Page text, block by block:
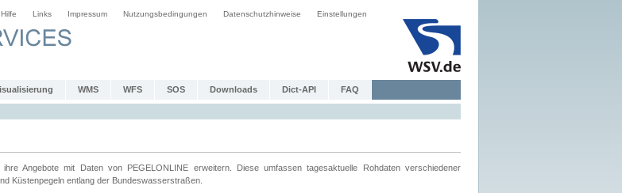
Hilfe Links Impressum Nutzungsbedingungen Datenschutzhinweise Einstellungen
WMS WFS SOS Downloads Dict-API FAQ
Angebote mit Daten von PEGELONLINE erweitern. Diese umfassen tagesaktuelle Rohdaten verschiedener
Küstenpegeln entlang der Bundeswasserstraßen.